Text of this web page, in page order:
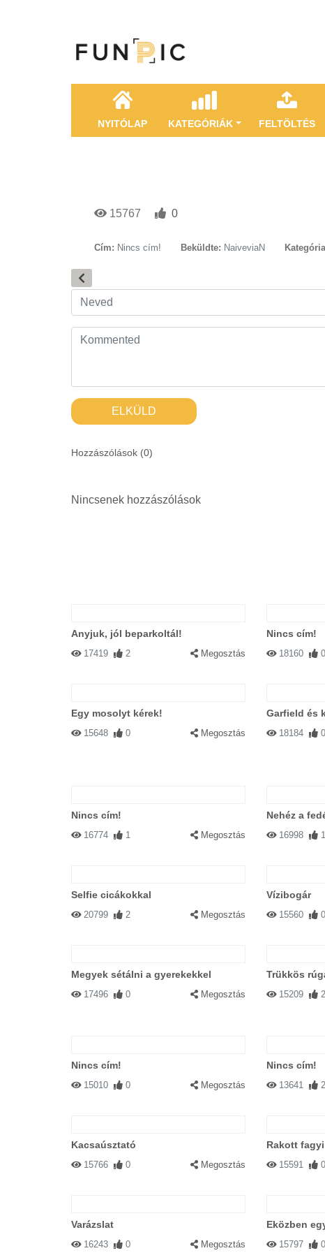
NYITÓLAP KATEGÓRIÁK FELTÖLTÉS
15767 0
Cím: Nincs cím! Beküldte: NaiveviaN
ELKÜLD
Hozzászólások (0)
Nincsenek hozzászólások
Anyjuk, jól beparkoltál!
17419 2 Megosztás
Nincs cím!
18160 0
Egy mosolyt kérek!
15648 0 Megosztás
Garfield és
18184 0
Nincs cím!
16774 1 Megosztás
Nehéz a
16998 1
Selfie cicákokkal
20799 2 Megosztás
Vízibogár
15560 0
Megyek sétálni a gyerekekkel
17496 0 Megosztás
Trükkös
15209 2
Nincs cím!
15010 0 Megosztás
Nincs cím!
13641 2
Kacsaúsztató
15766 0 Megosztás
Rakott fagyi
15591 0
Varázslat
16243 0 Megosztás
Eközben
15797 0